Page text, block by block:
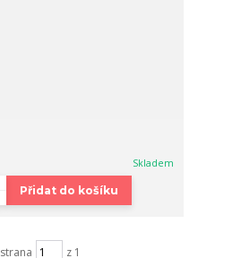
Skladem
Přidat do košíku
strana z 1